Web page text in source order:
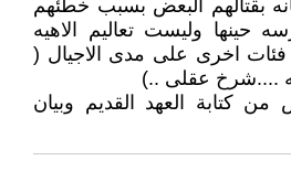
بقتالهم البعض بسبب خطئهم
حينها وليست تعاليم الاهيه
اخرى على مدى الاجيال (
....شرخ عقلى ..)
كتابة العهد القديم وبيان